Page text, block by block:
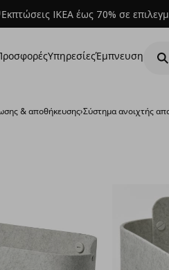
Εκπτώσεις IKEA έως 70% σε
ΥπηρεσίεςΈμπνευση
& αποθήκευσης›Σύστημα ανοιχτής